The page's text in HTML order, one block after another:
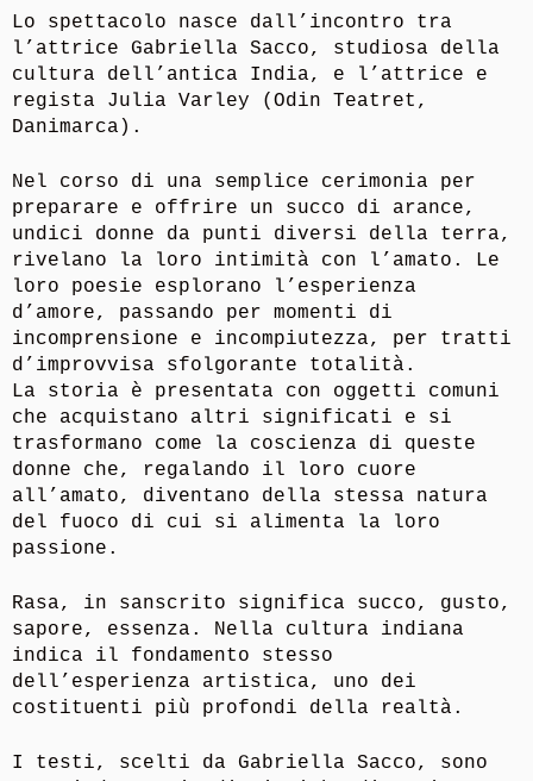
Lo spettacolo nasce dall’incontro tra
l’attrice Gabriella Sacco, studiosa della
cultura dell’antica India, e l’attrice e
regista Julia Varley (Odin Teatret,
Danimarca).
Nel corso di una semplice cerimonia per
preparare e offrire un succo di arance,
undici donne da punti diversi della terra,
rivelano la loro intimità con l’amato. Le
loro poesie esplorano l’esperienza
d’amore, passando per momenti di
incomprensione e incompiutezza, per tratti
d’improvvisa sfolgorante totalità.
La storia è presentata con oggetti comuni
che acquistano altri significati e si
trasformano come la coscienza di queste
donne che, regalando il loro cuore
all’amato, diventano della stessa natura
del fuoco di cui si alimenta la loro
passione.
Rasa, in sanscrito significa succo, gusto,
sapore, essenza. Nella cultura indiana
indica il fondamento stesso
dell’esperienza artistica, uno dei
costituenti più profondi della realtà.
I testi, scelti da Gabriella Sacco, sono